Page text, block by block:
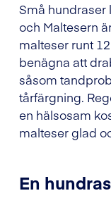
Små hundraser
och Maltesern
malteser runt
benägna att
såsom
tårfärgning.
en hälsosam
malteser glad
En